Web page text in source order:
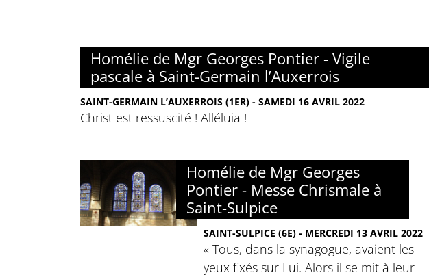
Homélie de Mgr Georges Pontier - Vigile
pascale à Saint-Germain l’Auxerrois
SAINT-GERMAIN L’AUXERROIS (1ER) - SAMEDI 16 AVRIL 2022
Christ est ressuscité ! Alléluia !
Homélie de Mgr Georges
Pontier - Messe Chrismale à
Saint-Sulpice
SAINT-SULPICE (6E) - MERCREDI 13 AVRIL 2022
« Tous, dans la synagogue, avaient les
yeux fixés sur Lui. Alors il se mit à leur